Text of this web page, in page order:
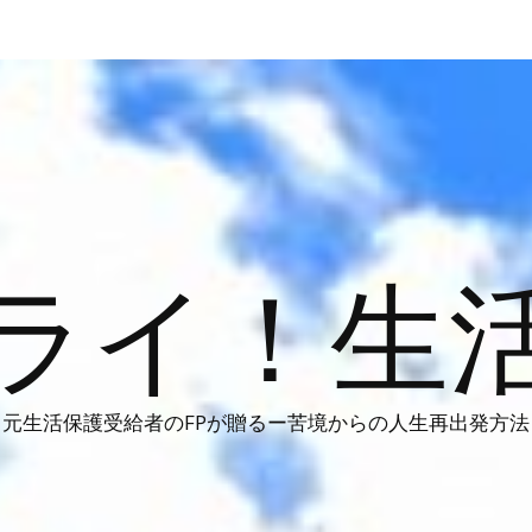
イ！生
元生活保護受給者のFPが贈るー苦境からの人生再出発方法